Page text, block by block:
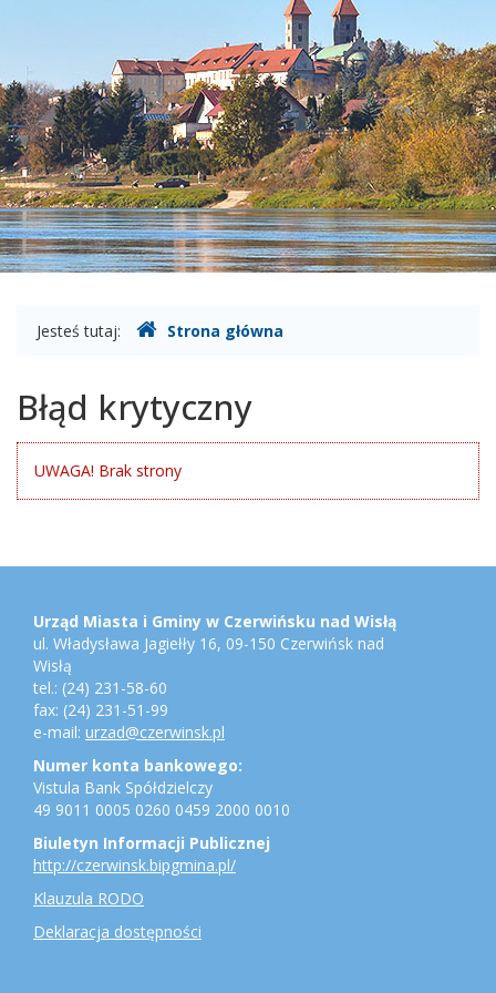
Gdzie
Jesteś tutaj: Strona główna
Błąd krytyczny
UWAGA! Brak strony
Adres
konto
bankowe,
jednostki
gminne
Urząd Miasta i Gminy w Czerwińsku nad Wisłą
ul. Władysława Jagiełły 16, 09-150 Czerwińsk nad
Wisłą
tel.: (24) 231-58-60
fax: (24) 231-51-99
e-mail: urzad@czerwinsk.pl
Numer konta bankowego:
Vistula Bank Spółdzielczy
49 9011 0005 0260 0459 2000 0010
Biuletyn Informacji Publicznej
http://czerwinsk.bipgmina.pl/
Klauzula RODO
Deklaracja dostępności